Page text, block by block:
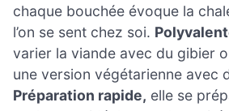
chaque bouchée évoque la
l’on se sent chez soi.
varier la viande avec du gibier
une version végétarienne avec
Préparation rapide, elle se